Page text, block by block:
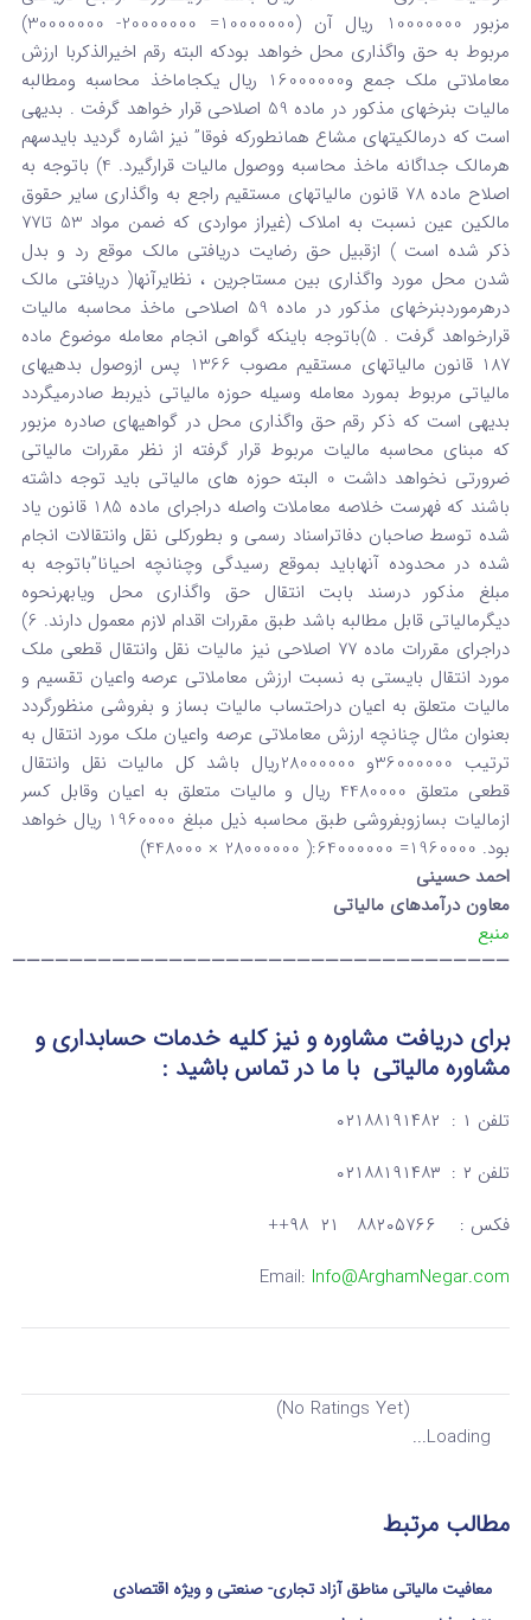
مزبور 10000000 ریال آن (10000000= 20000000- 30000000)
مربوط به حق واگذاری محل خواهد بودکه البته رقم اخیرالذکربا ارزش
معاملاتی ملک جمع و16000000 ریال یکجاماخذ محاسبه ومطالبه
مالیات بنرخهای مذکور در ماده 59 اصلاحی قرار خواهد گرفت . بدیهی
است که درمالکیتهای مشاع همانطورکه فوقا” نیز اشاره گردید بایدسهم
هرمالک جداگانه ماخذ محاسبه ووصول مالیات قرارگیرد. 4) باتوجه به
اصلاح ماده 78 قانون مالیاتهای مستقیم راجع به واگذاری سایر حقوق
مالکین عین نسبت به املاک (غیراز مواردی که ضمن مواد 53 تا77
ذکر شده است ) ازقبیل حق رضایت دریافتی مالک موقع رد و بدل
شدن محل مورد واگذاری بین مستاجرین ، نظایرآنها( دریافتی مالک
درهرموردبنرخهای مذکور در ماده 59 اصلاحی ماخذ محاسبه مالیات
قرارخواهد گرفت . 5)باتوجه باینکه گواهی انجام معامله موضوع ماده
187 قانون مالیاتهای مستقیم مصوب 1366 پس ازوصول بدهیهای
مالیاتی مربوط بمورد معامله وسیله حوزه مالیاتی ذیربط صادرمیگردد
بدیهی است که ذکر رقم حق واگذاری محل در گواهیهای صادره مزبور
که مبنای محاسبه مالیات مربوط قرار گرفته از نظر مقررات مالیاتی
ضرورتی نخواهد داشت 0 البته حوزه های مالیاتی باید توجه داشته
باشند که فهرست خلاصه معاملات واصله دراجرای ماده 185 قانون یاد
شده توسط صاحبان دفاتراسناد رسمی و بطورکلی نقل وانتقالات انجام
شده در محدوده آنهاباید بموقع رسیدگی وچنانچه احیانا”باتوجه به
مبلغ مذکور درسند بابت انتقال حق واگذاری محل ویابهرنحوه
دیگرمالیاتی قابل مطالبه باشد طبق مقررات اقدام لازم معمول دارند. 6)
دراجرای مقررات ماده 77 اصلاحی نیز مالیات نقل وانتقال قطعی ملک
مورد انتقال بایستی به نسبت ارزش معاملاتی عرصه واعیان تقسیم و
مالیات متعلق به اعیان دراحتساب مالیات بساز و بفروشی منظورگردد
بعنوان مثال چنانچه ارزش معاملاتی عرصه واعیان ملک مورد انتقال به
ترتیب 36000000و 28000000ریال باشد کل مالیات نقل وانتقال
قطعی متعلق 4480000 ریال و مالیات متعلق به اعیان وقابل کسر
ازمالیات بسازوبفروشی طبق محاسبه ذیل مبلغ 1960000 ریال خواهد
بود. 1960000= 64000000:( 28000000 × 448000)
احمد حسینی
معاون درآمدهای مالیاتی
منبع
———————————————————————————————————
برای دریافت مشاوره و نیز کلیه خدمات حسابداری و
مشاوره مالیاتیبا ما در تماسباشید :
تلفن ۱ : ۰۲۱۸۸۱۹۱۴۸۲
تلفن ۲ : ۰۲۱۸۸۱۹۱۴۸۳
فکس : ۸۸۲۰۵۷۶۶ ۲۱ ۹۸++
Email: Info@ArghamNegar.com
(No Ratings Yet)
Loading...
مطالب مرتبط
معافیت مالیاتی مناطق آزاد تجاری- صنعتی و ویژه اقتصادی